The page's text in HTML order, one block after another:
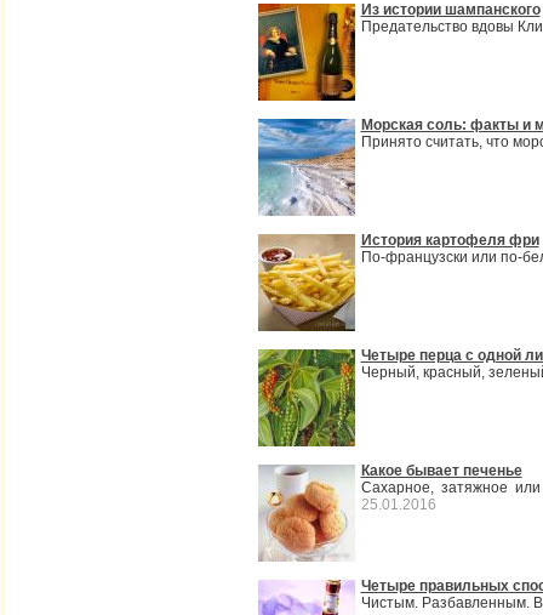
Из истории шампанского
Предательство вдовы
Морская соль: факты и
Принято считать, что
История картофеля фри
По-французски или по-
Четыре перца с одной
Черный, красный,
Какое бывает печенье
Сахарное, затяжное
25.01.2016
Четыре правильных
Чистым. Разбавленным.